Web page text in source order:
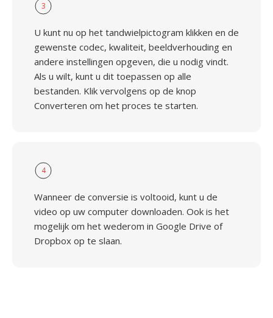
3
U kunt nu op het tandwielpictogram klikken en de
gewenste codec, kwaliteit, beeldverhouding en
andere instellingen opgeven, die u nodig vindt.
Als u wilt, kunt u dit toepassen op alle
bestanden. Klik vervolgens op de knop
Converteren om het proces te starten.
4
Wanneer de conversie is voltooid, kunt u de
video op uw computer downloaden. Ook is het
mogelijk om het wederom in Google Drive of
Dropbox op te slaan.